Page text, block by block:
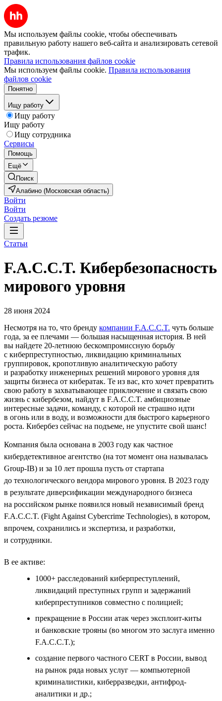
Мы используем файлы cookie, чтобы обеспечивать
правильную работу нашего веб-сайта и анализировать сетевой
трафик.
Правила использования файлов cookie
Мы используем файлы cookie. Правила использования
файлов cookie
Понятно
Ищу работу
Ищу работу
Ищу работу
Ищу сотрудника
Сервисы
Помощь
Ещё
Поиск
Алабино (Московская область)
Войти
Войти
Создать резюме
Статьи
F.A.C.C.T. Кибербезопасность
мирового уровня
28 июня 2024
Несмотря на то, что бренду компании F.A.C.C.T. чуть больше
года, за ее плечами — большая насыщенная история. В ней
вы найдете 20‑летнюю бескомпромиссную борьбу
с киберпреступностью, ликвидацию криминальных
группировок, кропотливую аналитическую работу
и разработку инженерных решений мирового уровня для
защиты бизнеса от кибератак. Те из вас, кто хочет превратить
свою работу в захватывающее приключение и связать свою
жизнь с кибербезом, найдут в F.A.C.C.T. амбициозные
интересные задачи, команду, с которой не страшно идти
в огонь или в воду, и возможности для быстрого карьерного
роста. Кибербез сейчас на подъеме, не упустите свой шанс!
Компания была основана в 2003 году как частное
кибердетективное агентство (на тот момент она называлась
Group-IB) и за 10 лет прошла пусть от стартапа
до технологического вендора мирового уровня. В 2023 году
в результате диверсификации международного бизнеса
на российском рынке появился новый независимый бренд
F.A.C.C.T. (Fight Against Cybercrime Technologies), в котором,
впрочем, сохранились и экспертиза, и разработки,
и сотрудники.
В ее активе:
1000+ расследований киберпреступлений,
ликвидаций преступных групп и задержаний
киберпреступников совместно с полицией;
прекращение в России атак через эксплоит-киты
и банковские трояны (во многом это заслуга именно
F.A.C.C.T.);
создание первого частного СERT в России, вывод
на рынок ряда новых услуг — компьютерной
криминалистики, киберразведки, антифрод-
аналитики и др.;